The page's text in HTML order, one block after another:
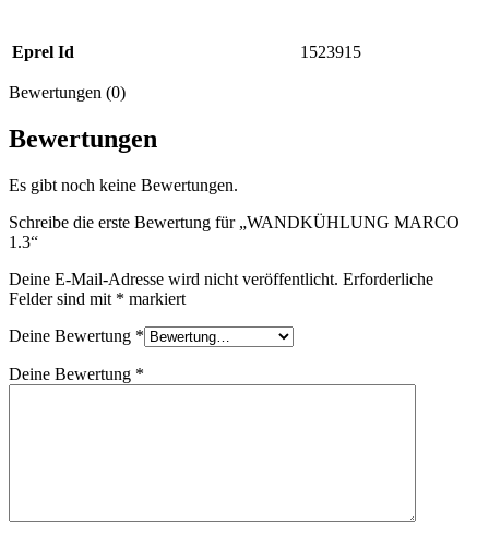
Eprel Id 1523915
Bewertungen (0)
Bewertungen
Es gibt noch keine Bewertungen.
Schreibe die erste Bewertung für „WANDKÜHLUNG MARCO
1.3“
Deine E-Mail-Adresse wird nicht veröffentlicht. Erforderliche
Felder sind mit * markiert
Deine Bewertung *
Deine Bewertung *